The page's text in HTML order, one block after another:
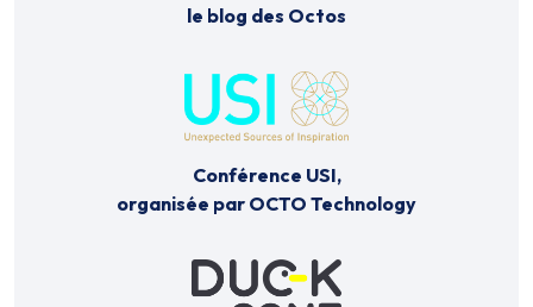
le blog des Octos
Conférence USI,
organisée par OCTO Technology